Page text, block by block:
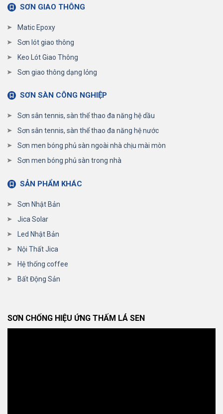
SƠN GIAO THÔNG
Matic Epoxy
Sơn lót giao thông
Keo Lót Giao Thông
Sơn giao thông dạng lỏng
SƠN SÀN CÔNG NGHIỆP
Sơn sân tennis, sàn thể thao đa năng hệ dầu
Sơn sân tennis, sàn thể thao đa năng hệ nước
Sơn men bóng phủ sàn ngoài nhà chịu mài mòn
Sơn men bóng phủ sàn trong nhà
SẢN PHẨM KHÁC
Sơn Nhật Bản
Jica Solar
Led Nhật Bản
Nội Thất Jica
Hệ thống coffee
Bất Động Sản
SƠN CHỐNG HIỆU ỨNG THẤM LÁ SEN